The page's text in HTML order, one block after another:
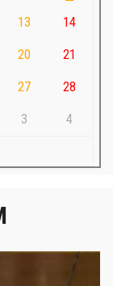
13 14
20 21
27 28
3 4